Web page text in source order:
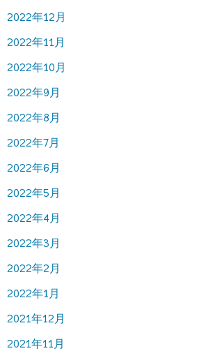
2022年12月
2022年11月
2022年10月
2022年9月
2022年8月
2022年7月
2022年6月
2022年5月
2022年4月
2022年3月
2022年2月
2022年1月
2021年12月
2021年11月